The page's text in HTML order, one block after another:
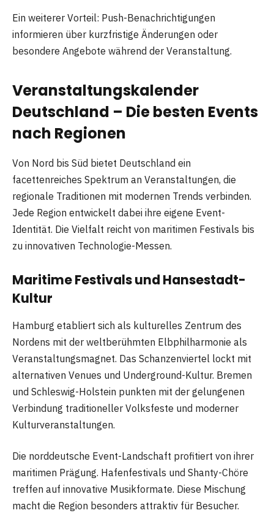
Ein weiterer Vorteil: Push-Benachrichtigungen
informieren über kurzfristige Änderungen oder
besondere Angebote während der Veranstaltung.
Veranstaltungskalender
Deutschland – Die besten Events
nach Regionen
Von Nord bis Süd bietet Deutschland ein
facettenreiches Spektrum an Veranstaltungen, die
regionale Traditionen mit modernen Trends verbinden.
Jede Region entwickelt dabei ihre eigene Event-
Identität. Die Vielfalt reicht von maritimen Festivals bis
zu innovativen Technologie-Messen.
Maritime Festivals und Hansestadt-
Kultur
Hamburg etabliert sich als kulturelles Zentrum des
Nordens mit der weltberühmten Elbphilharmonie als
Veranstaltungsmagnet. Das Schanzenviertel lockt mit
alternativen Venues und Underground-Kultur. Bremen
und Schleswig-Holstein punkten mit der gelungenen
Verbindung traditioneller Volksfeste und moderner
Kulturveranstaltungen.
Die norddeutsche Event-Landschaft profitiert von ihrer
maritimen Prägung. Hafenfestivals und Shanty-Chöre
treffen auf innovative Musikformate. Diese Mischung
macht die Region besonders attraktiv für Besucher.